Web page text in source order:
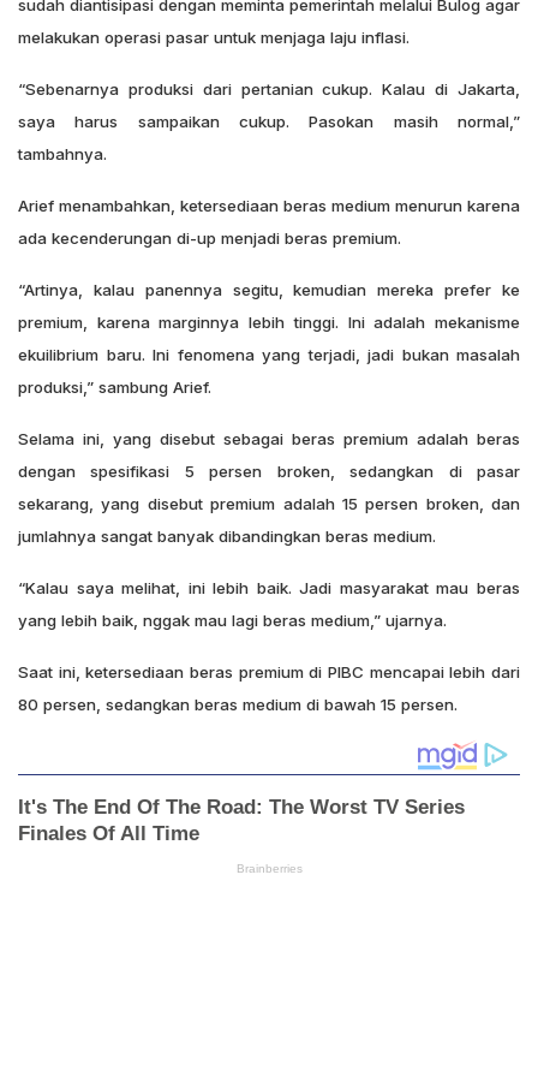
sudah diantisipasi dengan meminta pemerintah melalui Bulog agar
melakukan operasi pasar untuk menjaga laju inflasi.
“Sebenarnya produksi dari pertanian cukup. Kalau di Jakarta,
saya harus sampaikan cukup. Pasokan masih normal,”
tambahnya.
Arief menambahkan, ketersediaan beras medium menurun karena
ada kecenderungan di-up menjadi beras premium.
“Artinya, kalau panennya segitu, kemudian mereka prefer ke
premium, karena marginnya lebih tinggi. Ini adalah mekanisme
ekuilibrium baru. Ini fenomena yang terjadi, jadi bukan masalah
produksi,” sambung Arief.
Selama ini, yang disebut sebagai beras premium adalah beras
dengan spesifikasi 5 persen broken, sedangkan di pasar
sekarang, yang disebut premium adalah 15 persen broken, dan
jumlahnya sangat banyak dibandingkan beras medium.
“Kalau saya melihat, ini lebih baik. Jadi masyarakat mau beras
yang lebih baik, nggak mau lagi beras medium,” ujarnya.
Saat ini, ketersediaan beras premium di PIBC mencapai lebih dari
80 persen, sedangkan beras medium di bawah 15 persen.